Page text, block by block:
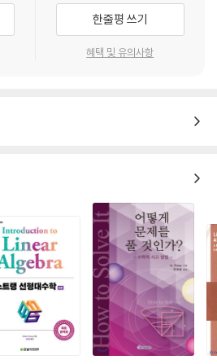
대칭방정식
은 자연과학, 공학, 경제 등 거의 모든 분야
개념 설명
직관적 비유와 예시를 통해 쉽게 풀어서
과 도표를 통하여 시각적으로 풀어 서술함
는 독자들도 쉽게 이해할 수 있도록 하였
문제에서부터 실제 공학적 상황을 반영한
과정을 상세히 담았다. 이러한 예제들을
문제 해결에 어떤 역할을 하는지 체감하
한줄평 쓰기
혜택 및 유의사항